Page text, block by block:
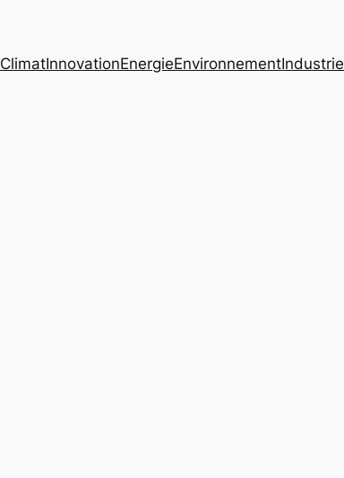
ClimatInnovationEnergieEnvironnementIndustrie